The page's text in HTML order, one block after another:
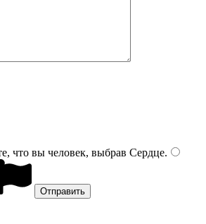
что вы человек, выбрав Сердце.